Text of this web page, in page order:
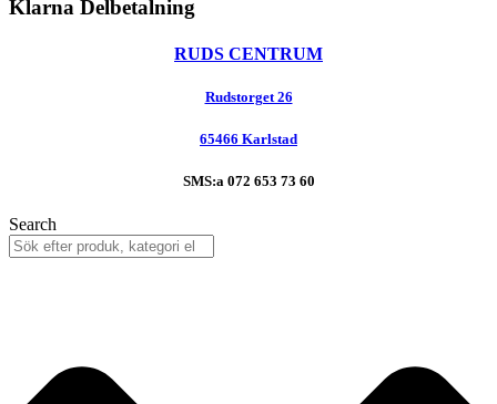
Klarna Delbetalning
RUDS CENTRUM
Rudstorget 26
65466 Karlstad
SMS:a 072 653 73 60
Search